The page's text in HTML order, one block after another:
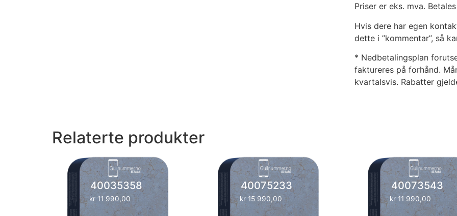
Priser er eks. mva.
Hvis dere har egen
dette i ”kommentar”, så
* Nedbetalingsplan
faktureres på forhånd.
kvartalsvis. Rabatter
Relaterte produkter
40035358
kr11 990,00
40075233
kr15 990,00
40073543
kr 11 990,00